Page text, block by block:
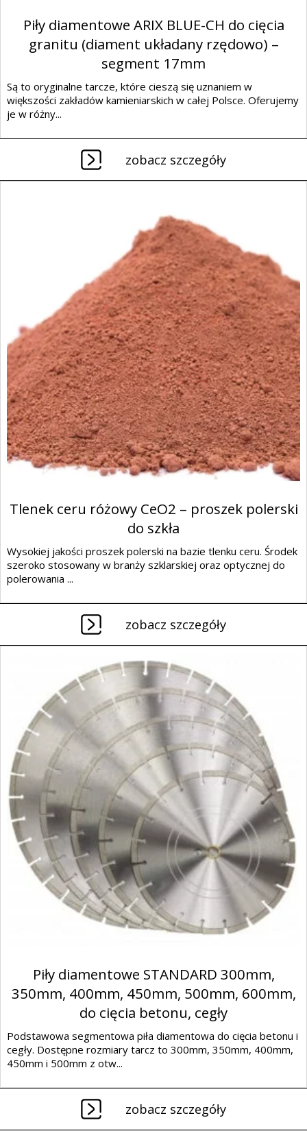
Piły diamentowe ARIX BLUE-CH do cięcia
granitu (diament układany rzędowo) –
segment 17mm
Są to oryginalne tarcze, które cieszą się uznaniem w
większości zakładów kamieniarskich w całej Polsce. Oferujemy
je w różny...
zobacz szczegóły
Tlenek ceru różowy CeO2 – proszek polerski
do szkła
Wysokiej jakości proszek polerski na bazie tlenku ceru. Środek
szeroko stosowany w branży szklarskiej oraz optycznej do
polerowania ...
zobacz szczegóły
Piły diamentowe STANDARD 300mm,
350mm, 400mm, 450mm, 500mm, 600mm,
do cięcia betonu, cegły
Podstawowa segmentowa piła diamentowa do cięcia betonu i
cegły. Dostępne rozmiary tarcz to 300mm, 350mm, 400mm,
450mm i 500mm z otw...
zobacz szczegóły